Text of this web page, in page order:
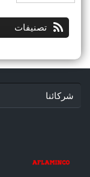
تصنيفات
شركائنا